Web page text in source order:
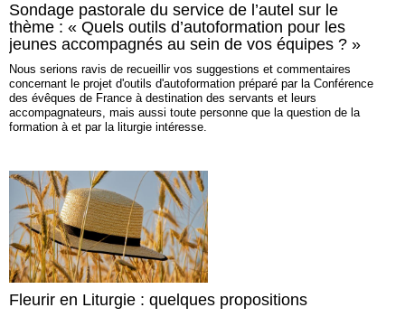
Sondage pastorale du service de l’autel sur le
thème : « Quels outils d’autoformation pour les
jeunes accompagnés au sein de vos équipes ? »
Nous serions ravis de recueillir vos suggestions et commentaires
concernant le projet d'outils d'autoformation préparé par la Conférence
des évêques de France à destination des servants et leurs
accompagnateurs, mais aussi toute personne que la question de la
formation à et par la liturgie intéresse.
Fleurir en Liturgie : quelques propositions